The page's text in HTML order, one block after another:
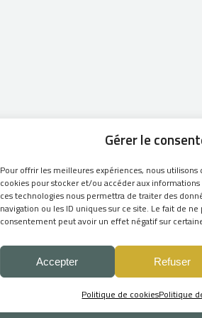
Gérer le
Pour offrir les meilleures expériences, nous
cookies pour stocker et/ou accéder aux
ces technologies nous permettra de traiter des
navigation ou les ID uniques sur ce site. Le fait de
consentement peut avoir un effet négatif sur
Accepter Refuser
Politique de cookiesPolitique
Création du site